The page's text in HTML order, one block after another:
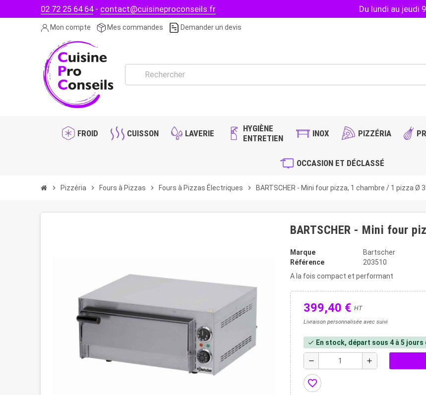
02 72 25 64 64- contact@cuisineproconseils.fr Du lundi au jeudi
Mon compte Mes commandes Demander un devis
FROID CUISSON LAVERIE
HYGIÈNE
ENTRETIEN
INOX PIZZÉRIA
OCCASION ET DÉCLASSÉ
chevron_right Pizzéria chevron_right Fours à Pizzas chevron_right Fours à Pizzas Électriques chevron_right BARTSCHER - Mini four pizza, 1 chambre / 1 pizza Ø
BARTSCHER - Mini four
Marque
Bartscher
Référence
203510
A la fois compact et performant
399,40 € HT
Livraison personnalisée avec suivi
check En stock, départ sous 4 à 5 jours
remove add
favorite_border